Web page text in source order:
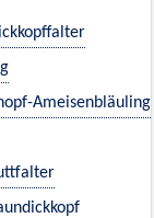
Ameisenbläuling